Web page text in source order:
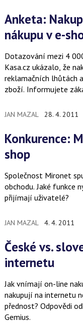
Anketa: Nakupující neznají svá práva při
nákupu v e-
Dotazování mezi 4
Kasa.cz ukázalo, že
reklamačních lhůtách
zboží. Informujete
JAN MAZAL 28. 4. 2011
Konkurence: Mironet spustil nový e-
shop
Společnost Mironet
obchodu. Jaké funkce
přijímají uživatelé?
JAN MAZAL 4. 4. 2011
České vs. slovenské nakupování na
internetu
Jak vnímají on-line
nakupují na internetu
přednost? Odpovědi
Gemius.